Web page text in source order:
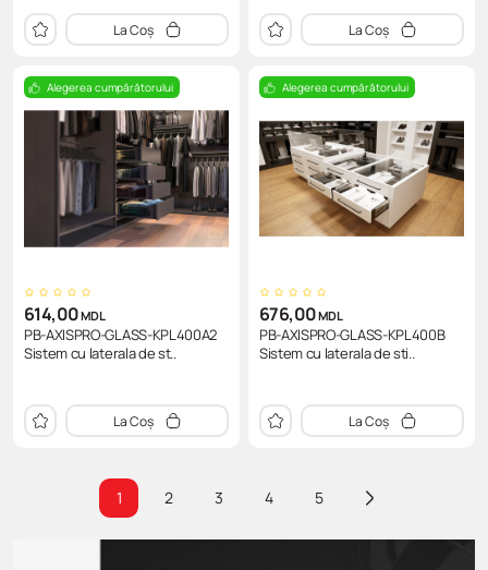
La Coș La Coș
Alegerea cumpărătorului
614,00MDL
PB-AXISPRO-GLASS-KPL400A2
Sistem cu laterala de st..
La Coș
Alegerea cumpărătorului
676,00MDL
PB-AXISPRO-GLASS-KPL400B
Sistem cu laterala de sti..
La Coș
1 2 3 4 5